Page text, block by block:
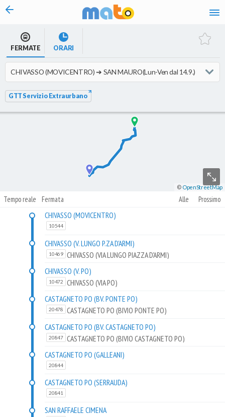
vai al contenuto
FERMATE ORARI
GTT Servizio Extraurbano
© OpenStreetMap
Tempo reale Fermata Alle Prossimo
CHIVASSO (MOVICENTRO)
10544
CHIVASSO (V. LUNGO P.ZA D'ARMI)
10469
CHIVASSO (VIA LUNGO PIAZZA D'ARMI)
CHIVASSO (V. PO)
10472
CHIVASSO (VIA PO)
CASTAGNETO PO (BV. PONTE PO)
20478
CASTAGNETO PO (BIVIO PONTE PO)
CASTAGNETO PO (BV. CASTAGNETO PO)
20847
CASTAGNETO PO (BIVIO CASTAGNETO PO)
CASTAGNETO PO (GALLEANI)
20844
CASTAGNETO PO (SERRAUDA)
20841
SAN RAFFAELE CIMENA